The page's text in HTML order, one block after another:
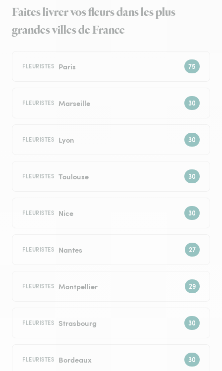
Faites livrer vos fleurs dans les plus
grandes villes de France
FLEURISTES Paris
FLEURISTES Marseille
FLEURISTES Lyon
FLEURISTES Toulouse
FLEURISTES Nice
FLEURISTES Nantes
FLEURISTES Montpellier
FLEURISTES Strasbourg
FLEURISTES Bordeaux